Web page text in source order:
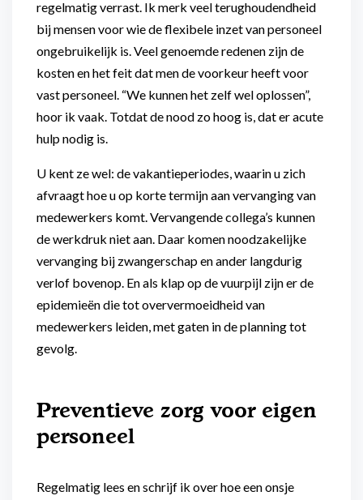
regelmatig verrast. Ik merk veel terughoudendheid
bij mensen voor wie de flexibele inzet van personeel
ongebruikelijk is. Veel genoemde redenen zijn de
kosten en het feit dat men de voorkeur heeft voor
vast personeel. “We kunnen het zelf wel oplossen”,
hoor ik vaak. Totdat de nood zo hoog is, dat er acute
hulp nodig is.
U kent ze wel: de vakantieperiodes, waarin u zich
afvraagt hoe u op korte termijn aan vervanging van
medewerkers komt. Vervangende collega’s kunnen
de werkdruk niet aan. Daar komen noodzakelijke
vervanging bij zwangerschap en ander langdurig
verlof bovenop. En als klap op de vuurpijl zijn er de
epidemieën die tot oververmoeidheid van
medewerkers leiden, met gaten in de planning tot
gevolg.
Preventieve zorg voor eigen
personeel
Regelmatig lees en schrijf ik over hoe een onsje